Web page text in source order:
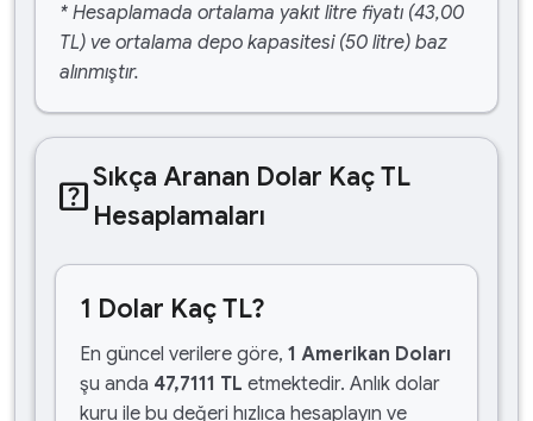
* Hesaplamada ortalama yakıt litre fiyatı (43,00
TL) ve ortalama depo kapasitesi (50 litre) baz
alınmıştır.
help_centerSıkça Aranan Dolar Kaç TL
Hesaplamaları
1 Dolar Kaç TL?
En güncel verilere göre, 1 Amerikan Doları
şu anda 47,7111 TL etmektedir. Anlık dolar
kuru ile bu değeri hızlıca hesaplayın ve